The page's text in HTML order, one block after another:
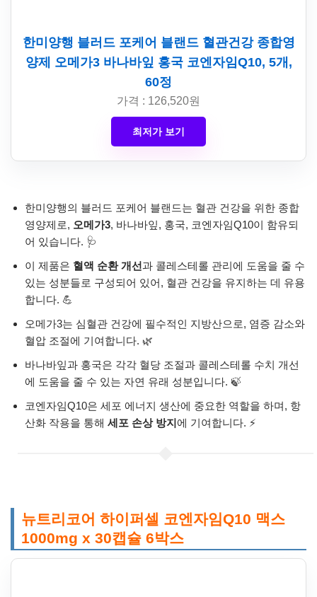
한미양행 블러드 포케어 블랜드 혈관건강 종합영
양제 오메가3 바나바잎 홍국 코엔자임Q10, 5개,
60정
가격 : 126,520원
최저가 보기
한미양행의 블러드 포케어 블랜드는 혈관 건강을 위한 종합
영양제로, 오메가3, 바나바잎, 홍국, 코엔자임Q10이 함유되
어 있습니다. 🩺
이 제품은 혈액 순환 개선과 콜레스테롤 관리에 도움을 줄 수
있는 성분들로 구성되어 있어, 혈관 건강을 유지하는 데 유용
합니다. 💪
오메가3는 심혈관 건강에 필수적인 지방산으로, 염증 감소와
혈압 조절에 기여합니다. 🌿
바나바잎과 홍국은 각각 혈당 조절과 콜레스테롤 수치 개선
에 도움을 줄 수 있는 자연 유래 성분입니다. 🍃
코엔자임Q10은 세포 에너지 생산에 중요한 역할을 하며, 항
산화 작용을 통해 세포 손상 방지에 기여합니다. ⚡
뉴트리코어 하이퍼셀 코엔자임Q10 맥스
1000mg x 30캡슐 6박스